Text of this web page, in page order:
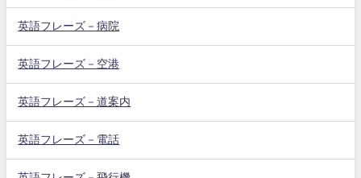
英語フレーズ－病院
英語フレーズ－空港
英語フレーズ－道案内
英語フレーズ－電話